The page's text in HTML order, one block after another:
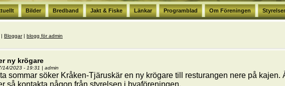
Bilder Bredband Jakt & Fiske Länkar Programblad Om Föreningen
här
| Bloggar| blogg för admin
ny krögare
14/2023 - 19:31 | admin
sommar söker Kråken-Tjäruskär en ny krögare till resturangen nere på kajen.
så kontakta någon från styrelsen i byaföreningen.